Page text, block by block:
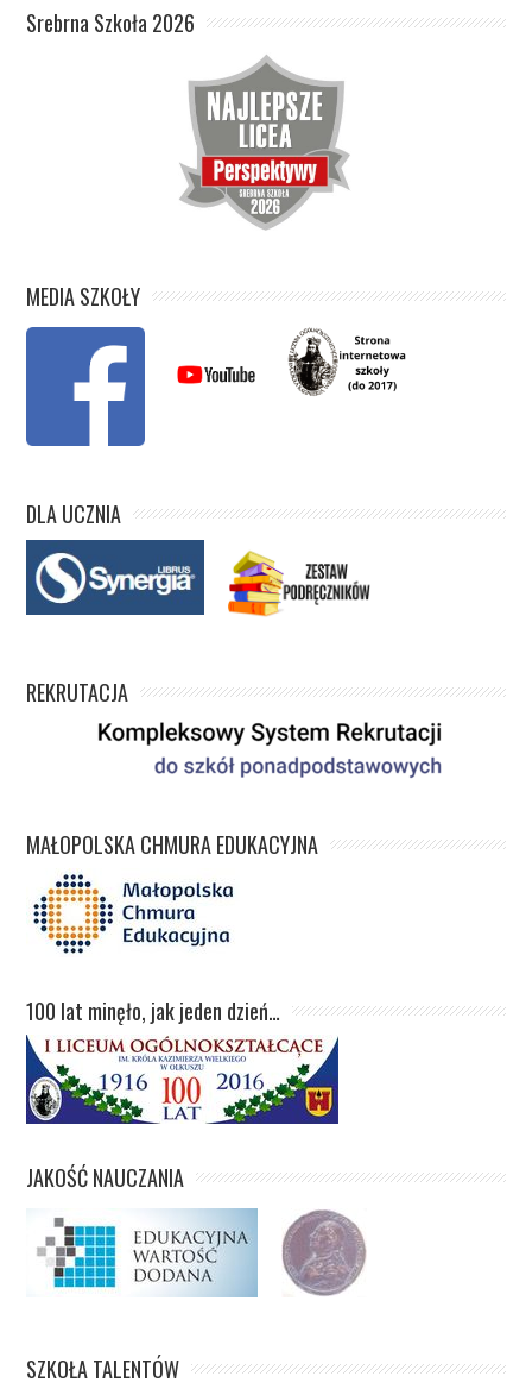
Srebrna Szkoła 2026
MEDIA SZKOŁY
DLA UCZNIA
REKRUTACJA
MAŁOPOLSKA CHMURA EDUKACYJNA
100 lat minęło, jak jeden dzień…
JAKOŚĆ NAUCZANIA
SZKOŁA TALENTÓW